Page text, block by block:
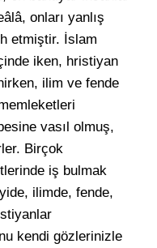
onları yanlış
etmiştir. İslam
iken, hristiyan
ilim ve fende
vasıl olmuş,
Birçok
iş bulmak
ilimde, fende,
kendi gözlerinizle